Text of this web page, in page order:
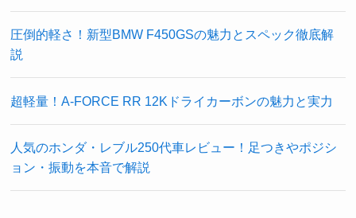
圧倒的軽さ！新型BMW F450GSの魅力とスペック徹底解
説
超軽量！A-FORCE RR 12Kドライカーボンの魅力と実力
人気のホンダ・レブル250代車レビュー！足つきやポジシ
ョン・振動を本音で解説